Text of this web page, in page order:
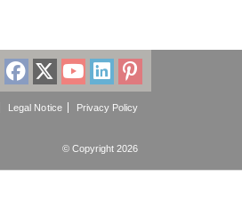
Legal Notice Privacy Policy
© Copyright 2026